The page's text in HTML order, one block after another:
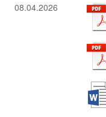
08.04.2026